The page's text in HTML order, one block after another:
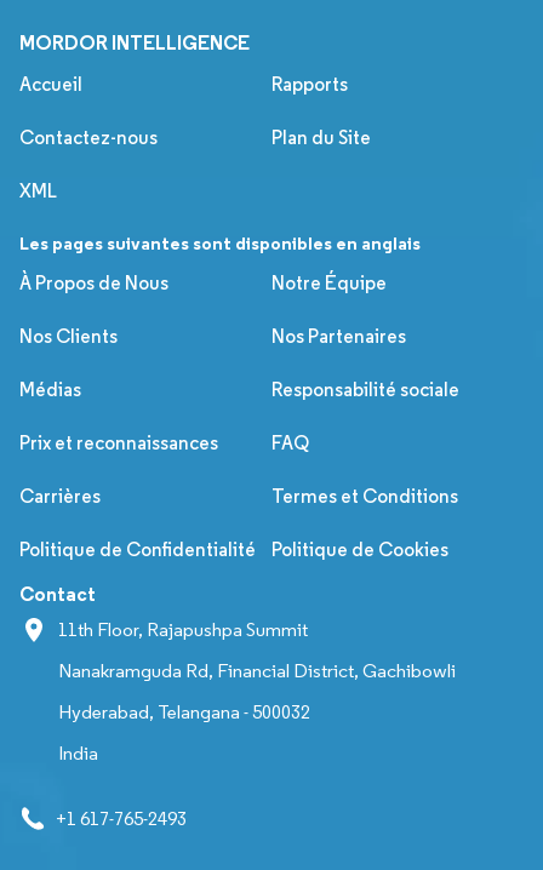
MORDOR INTELLIGENCE
Accueil Rapports
Contactez-nous Plan du Site
XML
Les pages suivantes sont disponibles en anglais
À Propos de Nous
Notre Équipe
Nos Clients Nos Partenaires
Médias Responsabilité sociale
Prix et reconnaissances FAQ
Carrières Termes et Conditions
Politique de Confidentialité Politique de Cookies
Contact
11th Floor, Rajapushpa Summit
Nanakramguda Rd, Financial District, Gachibowli
Hyderabad, Telangana - 500032
India
+1 617-765-2493